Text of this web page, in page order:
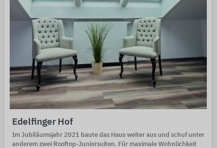
Edelfinger Hof
Im Jubiläumsjahr 2021 baute das Haus weiter aus und schuf unter
anderem zwei Rooftop-Juniorsuiten. Für maximale Wohnlichkeit